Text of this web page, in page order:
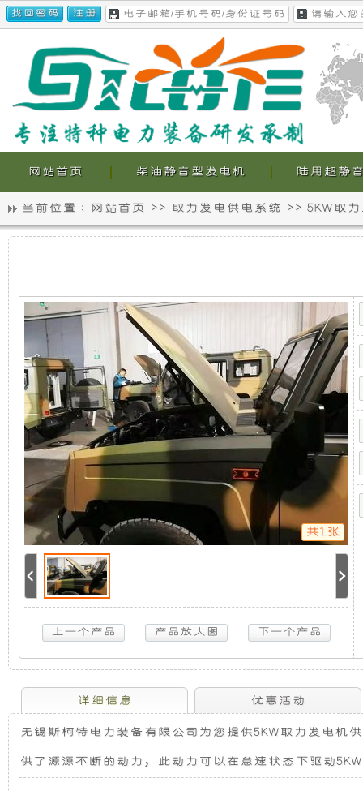
陆用超静
我
的
静
音
电
用
全
新
设
柴油静音型发电机
静
发
电
机
组，
是
对
放
式
发
电
网站首页
当前位置 : 网站首页 >> 取力发电供电系统 >> 5KW取
5KW
取
力
发
电
机
供
电
系
统
（勇
士
BJ2022）
5KW
取
力
发
电
机
供
电
系
统
（勇
士
BJ2022）
5KW
取
机
供
电
系
统
共1张
详细信息 优惠活动
无锡斯柯特电力装备有限公司为您提供5KW取力发电机
供了源源不断的动力，此动力可以在怠速状态下驱动